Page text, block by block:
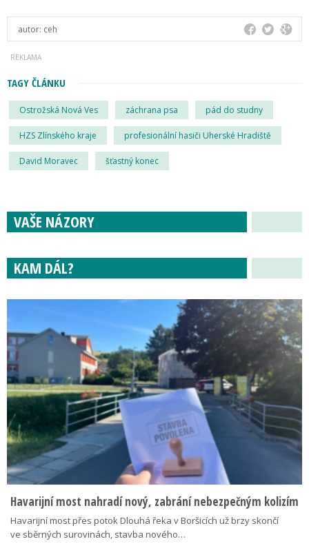
autor: ceh
TAGY ČLÁNKU
Ostrožská Nová Ves záchrana psa pád do studny
HZS Zlínského kraje profesionální hasiči Uherské Hradiště
David Moravec šťastný konec
VAŠE NÁZORY
KAM DÁL?
Havarijní most nahradí nový, zabrání nebezpečným kolizím
Havarijní most přes potok Dlouhá řeka v Boršicích už brzy skončí
ve sběrných surovinách, stavba nového…